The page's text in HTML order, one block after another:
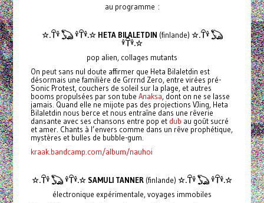
au programme :
☆.𓋼𓍊 𓆏 𓍊𓋼𓍊.☆ HETA BILALETDIN (finlande) ☆.𓋼𓍊 𓆏
𓍊𓋼𓍊.☆
pop alien, collages mutants
On peut sans nul doute affirmer que Heta Bilaletdin est
désormais une familière de Grrrnd Zero, entre virées pré-
Sonic Protest, couchers de soleil sur la plage, et autres
booms propulsées par son tube Anaksa, dont on ne se lasse
jamais. Quand elle ne mijote pas des projections VJing, Heta
Bilaletdin nous berce et nous entraîne dans une rêverie
dansante avec ses chansons entre pop et dub au goût sucré
et amer. Chants à l’envers comme dans un rêve prophétique,
mystères et bulles de bubble-gum.
kraak.bandcamp.com/album/nauhoi
☆.𓋼𓍊 𓆏 𓍊𓋼𓍊.☆ SAMULI TANNER (finlande) ☆.𓋼𓍊 𓆏 𓍊𓋼𓍊.☆
électronique expérimentale, voyages immobiles